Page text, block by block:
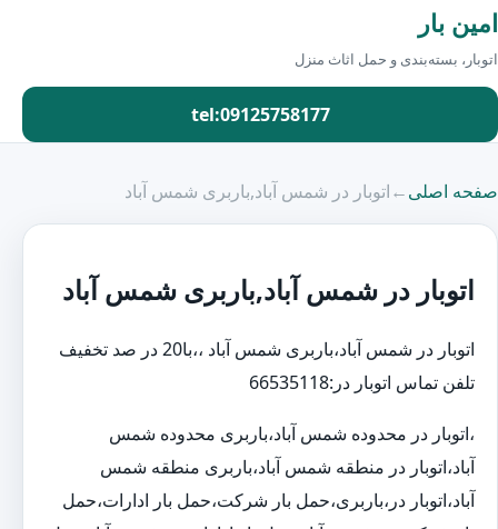
امین بار
اتوبار، بسته‌بندی و حمل اثاث منزل
tel:09125758177
صفحه اصلی←اتوبار در شمس آباد,باربری شمس آباد
اتوبار در شمس آباد,باربری شمس آباد
اتوبار در شمس آباد،باربری شمس آباد ،،با20 در صد تخفیف
تلفن تماس اتوبار در:66535118
،اتوبار در محدوده شمس آباد،باربری محدوده شمس
آباد،اتوبار در منطقه شمس آباد،باربری منطقه شمس
آباد،اتوبار در،باربری،حمل بار شرکت،حمل بار ادارات،حمل